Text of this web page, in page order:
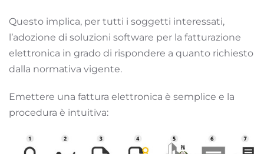
Questo implica, per tutti i soggetti interessati,
l’adozione di soluzioni software per la fatturazione
elettronica in grado di rispondere a quanto richiesto
dalla normativa vigente.
Emettere una fattura elettronica è semplice e la
procedura è intuitiva: